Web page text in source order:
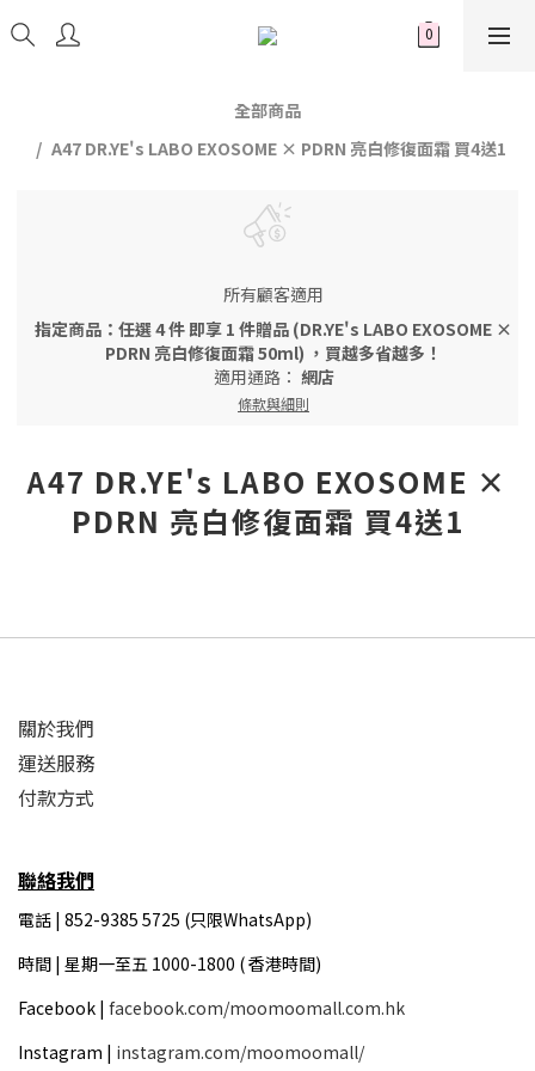
全部商品
A47 DR.YE's LABO EXOSOME × PDRN 亮白修復面霜 買4送1
所有顧客適用
指定商品：任選 4 件 即享 1 件贈品 (DR.YE's LABO EXOSOME ×
PDRN 亮白修復面霜 50ml) ，買越多省越多！
適用通路： 網店
條款與細則
A47 DR.YE's LABO EXOSOME ×
PDRN 亮白修復面霜 買4送1
關於我們
運送服務
付款方式
聯絡我們
電話 | 852-9385 5725 (只限WhatsApp)
時間 | 星期一至五 1000-1800 ( 香港時間)
Facebook | facebook.com/moomoomall.com.hk
Instagram | instagram.com/moomoomall/